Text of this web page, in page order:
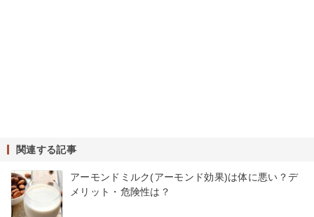
関連する記事
アーモンドミルク(アーモンド効果)は体に悪い？デ
メリット・危険性は？